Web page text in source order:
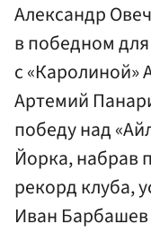
Александр
в победном
с «Каролиной»
Артемий
победу над
Йорка, набрав
рекорд клуба,
Иван Барбашев